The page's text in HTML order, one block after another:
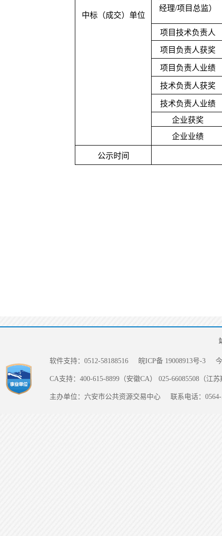
中标（成交）单位
经理/项目总监）
项目技术负责人
项目负责人获奖
项目负责人业绩
技术负责人获奖
技术负责人业绩
企业获奖
企业业绩
公示时间
软件支持：0512-58188516 皖ICP备 19008913号-3
CA支持：400-615-8899（安徽CA） 025-66085508（江
主办单位：六安市公共资源交易中心 联系电话：0564-